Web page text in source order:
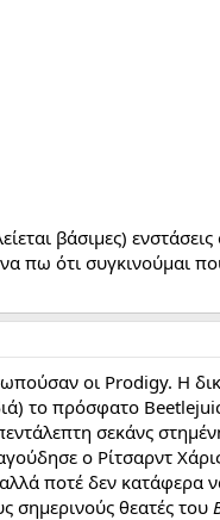
βάσιμες)
πω ότι συγκινούμαι
οι Prodigy. Η
το πρόσφατο
σεκάνς
ο Ρίτσαρντ
ποτέ δεν κατάφερα
σημερινούς θεατές του